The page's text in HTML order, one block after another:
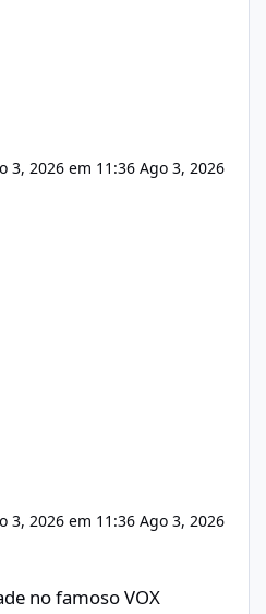
3, 2026 em 11:36 Ago 3, 2026
3, 2026 em 11:36 Ago 3, 2026
no famoso VOX